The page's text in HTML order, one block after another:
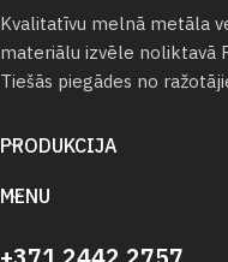
Kvalitatīvu melnā metāla
materiālu izvēle noliktavā
Tiešās piegādes no
PRODUKCIJA
MENU